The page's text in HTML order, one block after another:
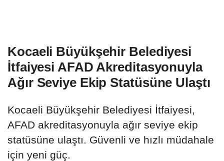
Kocaeli Büyükşehir Belediyesi
İtfaiyesi AFAD Akreditasyonuyla
Ağır Seviye Ekip Statüsüne Ulaştı
Kocaeli Büyükşehir Belediyesi İtfaiyesi,
AFAD akreditasyonuyla ağır seviye ekip
statüsüne ulaştı. Güvenli ve hızlı müdahale
için yeni güç.